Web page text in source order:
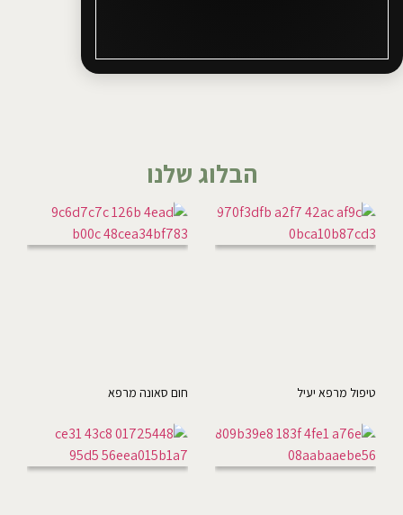
הבלוג שלנו
טיפול מרפא יעיל חום סאונה מרפא